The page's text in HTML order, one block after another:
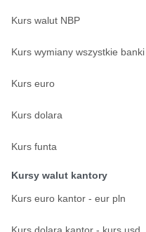
Kurs walut NBP
Kurs wymiany wszystkie banki
Kurs euro
Kurs dolara
Kurs funta
Kursy walut kantory
Kurs euro kantor - eur pln